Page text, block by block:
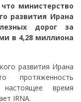
министерство
развития Ирана
дорог за
в 4,28 миллиона
развития Ирана
протяженность
время
IRNA.